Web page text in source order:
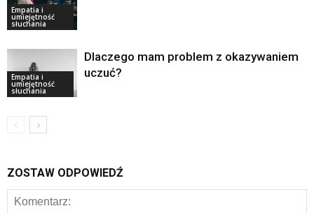
Empatia i
umiejętność
słuchania
Empatia i
umiejętność
słuchania
Dlaczego mam problem z okazywaniem
uczuć?
ZOSTAW ODPOWIEDŹ